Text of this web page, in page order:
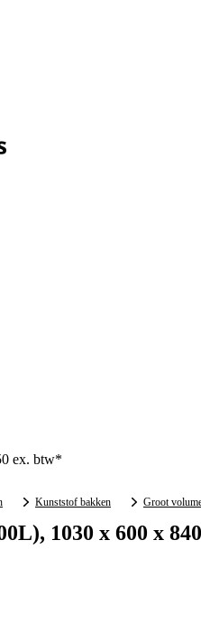
ex. btw*
Kunststof bakken Groot
1030 x 600 x